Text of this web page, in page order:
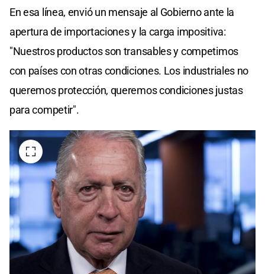
En esa línea, envió un mensaje al Gobierno ante la
apertura de importaciones y la carga impositiva:
"Nuestros productos son transables y competimos
con países con otras condiciones. Los industriales no
queremos protección, queremos condiciones justas
para competir".